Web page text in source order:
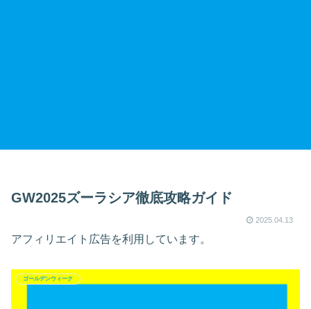
GW2025ズーラシア徹底攻略ガイド
2025.04.13
アフィリエイト広告を利用しています。
ゴールデンウィーク